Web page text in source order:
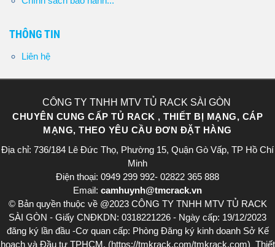
THÔNG TIN
Liên hệ
CÔNG TY TNHH MTV TỦ RACK SÀI GÒN
CHUYÊN CUNG CẤP TỦ RACK , THIẾT BỊ MẠNG, CÁP
MẠNG, THEO YÊU CẦU ĐƠN ĐẶT HÀNG
Địa chỉ: 736/184 Lê Đức Thọ, Phường 15, Quận Gò Vấp, TP Hồ Chí
Minh
Điện thoại: 0949 299 992- 02822 365 888​
Email: camhuynh@tmcrack.vn
© Bản quyền thuộc về @2023 CÔNG TY TNHH MTV TỦ RACK
SÀI GÒN - Giấy CNĐKDN: 0318221226 - Ngày cấp: 19/12/2023
đăng ký lần đầu -Cơ quan cấp: Phòng Đăng ký kinh doanh Sở Kế
hoạch và Đầu tư TPHCM. (https://tmkrack.com/tmkrack.com) Thiết